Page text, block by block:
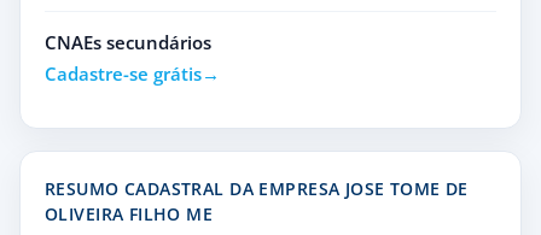
CNAEs secundários
Cadastre-se grátis
RESUMO CADASTRAL DA EMPRESA JOSE TOME DE
OLIVEIRA FILHO ME